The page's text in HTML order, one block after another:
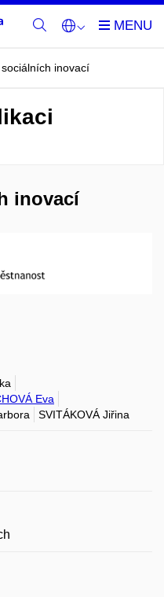
inovací
inovací
Eva
SVITÁKOVÁ Jiřina